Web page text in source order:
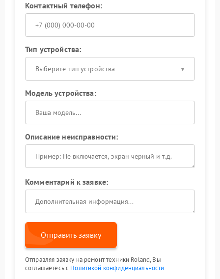
Контактный телефон:
Тип устройства:
Выберите тип устройства
Модель устройства:
Описание неисправности:
Комментарий к заявке:
Отправить заявку
Отправляя заявку на ремонт техники Roland, Вы
соглашаетесь с Политикой конфиденциальности